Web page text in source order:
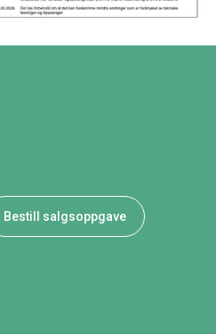
Bestill salgsoppgave